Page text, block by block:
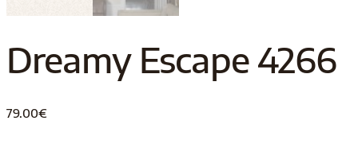
Dreamy Escape 4266
79.00€